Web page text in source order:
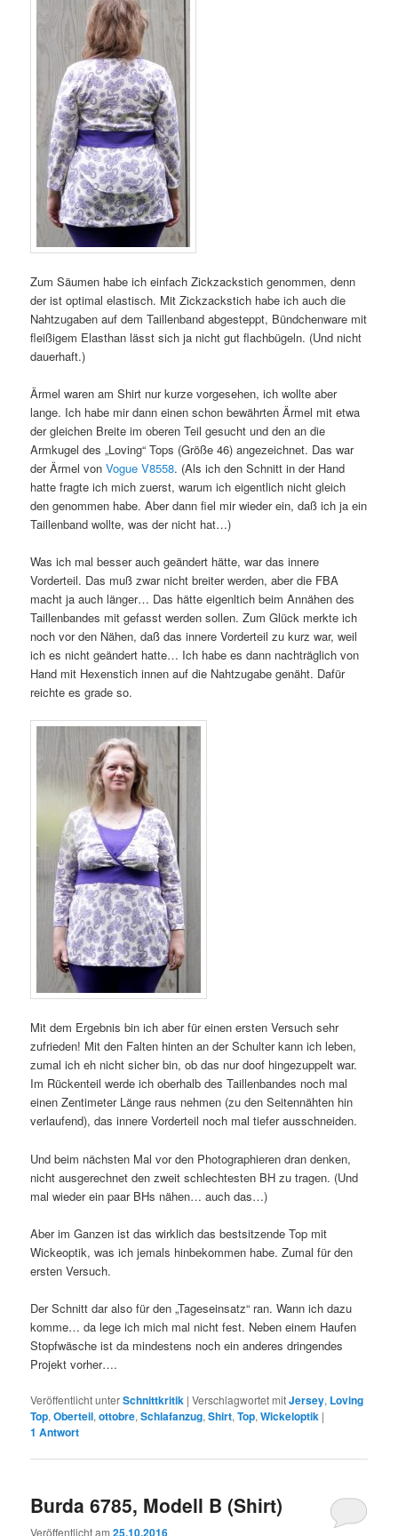
Zum Säumen habe ich einfach Zickzackstich genommen, denn
der ist optimal elastisch. Mit Zickzackstich habe ich auch die
Nahtzugaben auf dem Taillenband abgesteppt, Bündchenware mit
fleißigem Elasthan lässt sich ja nicht gut flachbügeln. (Und nicht
dauerhaft.)
Ärmel waren am Shirt nur kurze vorgesehen, ich wollte aber
lange. Ich habe mir dann einen schon bewährten Ärmel mit etwa
der gleichen Breite im oberen Teil gesucht und den an die
Armkugel des „Loving“ Tops (Größe 46) angezeichnet. Das war
der Ärmel vonVogue V8558. (Als ich den Schnitt in der Hand
hatte fragte ich mich zuerst, warum ich eigentlich nicht gleich
den genommen habe. Aber dann fiel mir wieder ein, daß ich ja ein
Taillenband wollte, was der nicht hat…)
Was ich mal besser auch geändert hätte, war das innere
Vorderteil. Das muß zwar nicht breiter werden, aber die FBA
macht ja auch länger… Das hätte eigenltich beim Annähen des
Taillenbandes mit gefasst werden sollen. Zum Glück merkte ich
noch vor den Nähen, daß das innere Vorderteil zu kurz war, weil
ich es nicht geändert hatte… Ich habe es dann nachträglich von
Hand mit Hexenstich innen auf die Nahtzugabe genäht. Dafür
reichte es grade so.
Mit dem Ergebnis bin ich aber für einen ersten Versuch sehr
zufrieden! Mit den Falten hinten an der Schulter kann ich leben,
zumal ich eh nicht sicher bin, ob das nur doof hingezuppelt war.
Im Rückenteil werde ich oberhalb des Taillenbandes noch mal
einen Zentimeter Länge raus nehmen (zu den Seitennähten hin
verlaufend), das innere Vorderteil noch mal tiefer ausschneiden.
Und beim nächsten Mal vor den Photographieren dran denken,
nicht ausgerechnet den zweit schlechtesten BH zu tragen. (Und
mal wieder ein paar BHs nähen… auch das…)
Aber im Ganzen ist das wirklich das bestsitzende Top mit
Wickeoptik, was ich jemals hinbekommen habe. Zumal für den
ersten Versuch.
Der Schnitt dar also für den „Tageseinsatz“ ran. Wann ich dazu
komme… da lege ich mich mal nicht fest. Neben einem Haufen
Stopfwäsche ist da mindestens noch ein anderes dringendes
Projekt vorher….
Veröffentlicht unterSchnittkritik |Verschlagwortet mitJersey, Loving
Top,Oberteil,ottobre,Schlafanzug,Shirt,Top,Wickeloptik |
1 Antwort
Burda 6785, Modell B (Shirt)
Veröffentlicht am